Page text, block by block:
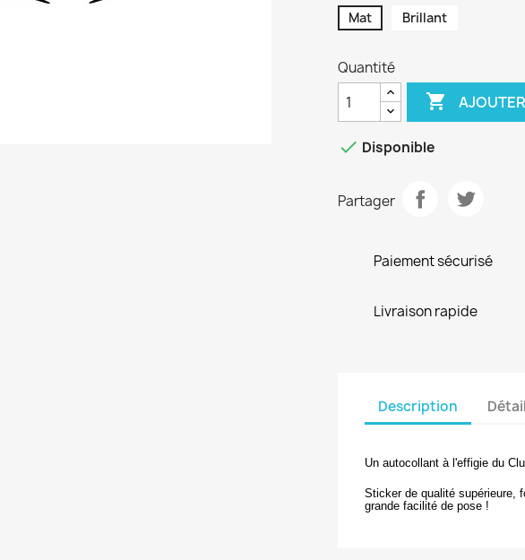
Mat Brillant
Quantité

 Disponible
Partager
Paiement sécurisé
Livraison rapide
Description
Un autocollant à l'effigie du
Sticker de qualité supérieure,
grande facilité de pose !